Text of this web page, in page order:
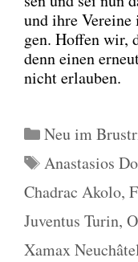
und ihre
gen. Hof­fen wir,
denn einen
nicht erlau­ben.
Kategorien
Neu im
Schlagwörter
Anastasios
Chadrac Akolo,
Juventus Turin,
Xamax